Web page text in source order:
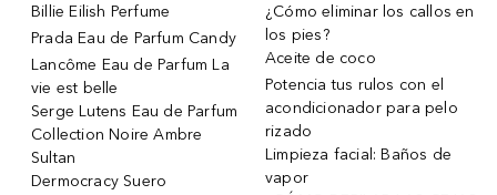
Billie Eilish Perfume
Prada Eau de Parfum Candy
Lancôme Eau de Parfum La
vie est belle
Serge Lutens Eau de Parfum
Collection Noire Ambre
Sultan
Dermocracy Suero
¿Cómo eliminar los callos en
los pies?
Aceite de coco
Potencia tus rulos con el
acondicionador para pelo
rizado
Limpieza facial: Baños de
vapor